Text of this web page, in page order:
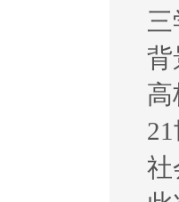
背
21
社